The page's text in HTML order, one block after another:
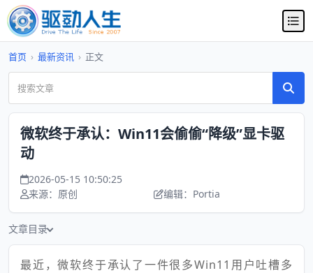
首页 › 最新资讯 › 正文
微软终于承认：Win11会偷偷“降级”显卡驱
动
2026-05-15 10:50:25
来源：原创
编辑：Portia
文章目录
最近，微软终于承认了一件很多Win11用户吐槽多